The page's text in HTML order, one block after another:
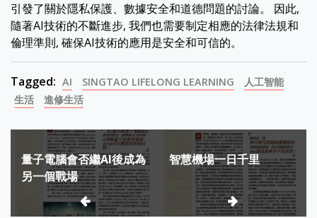
引發了關於隱私保護、數據安全和道德問題的討論。 因此,
隨著AI技術的不斷進步, 我們也需要制定相應的法律法規和
倫理準則, 確保AI技術的應用是安全和可信的。
Tagged: AI SINGTAO LIFELONG LEARNING
人工智能
生活
進修生活
navigation
量子電腦會否繼AI後成為
另一個戰場
智慧機場一日千里